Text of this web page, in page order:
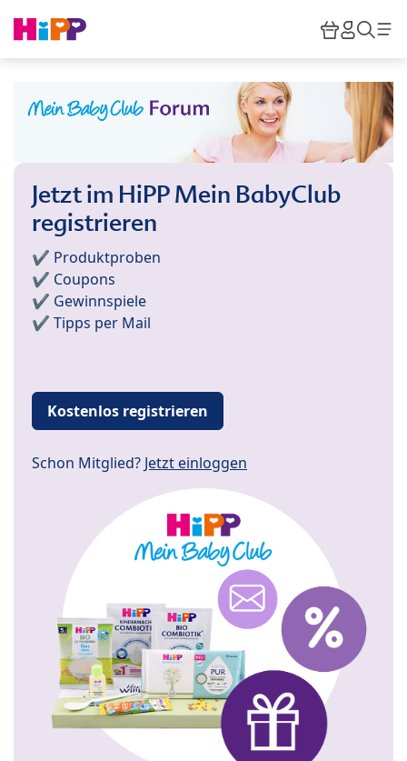
HiPP
Jetzt im HiPP Mein BabyClub
registrieren
✔️ Produktproben
✔️ Coupons
✔️ Gewinnspiele
✔️ Tipps per Mail
Kostenlos registrieren
Schon Mitglied? Jetzt einloggen